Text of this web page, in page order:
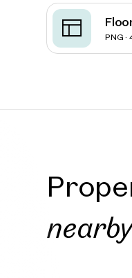
PNG ·
nearby